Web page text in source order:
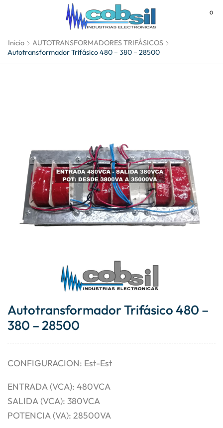
0
Inicio
AUTOTRANSFORMADORES TRIFÁSICOS
Autotransformador Trifásico 480 – 380 – 28500
Autotransformador Trifásico 480 –
380 – 28500
CONFIGURACION: Est-Est
ENTRADA (VCA): 480VCA
SALIDA (VCA): 380VCA
POTENCIA (VA): 28500VA